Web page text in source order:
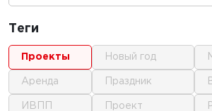
Теги
проекты
аренда
ИВПП
новый год
праздник
проект